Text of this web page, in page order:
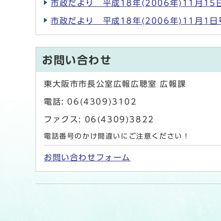
市政だより 平成18年(2006年)11月15
市政だより 平成18年(2006年)11月1日
お問い合わせ
東大阪市市長公室広報広聴室 広報課
電話: 06(4309)3102
ファクス: 06(4309)3822
電話番号のかけ間違いにご注意ください！
お問い合わせフォーム